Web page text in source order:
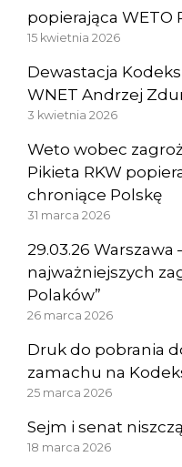
popierająca WETO
15 kwietnia 2026
Dewastacja
WNET Andrzej
3 kwietnia 2026
Weto wobec
Pikieta RKW
chroniące Polskę
31 marca 2026
29.03.26 Warszawa
najważniejszych
Polaków”
26 marca 2026
Druk do pobrania
zamachu na
25 marca 2026
Sejm i senat
18 marca 2026